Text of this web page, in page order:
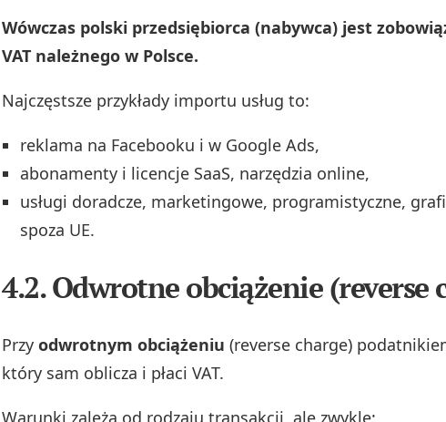
Wówczas polski przedsiębiorca (nabywca) jest
VAT należnego w Polsce.
Najczęstsze przykłady importu usług to:
reklama na Facebooku i w Google Ads,
abonamenty i licencje SaaS, narzędzia online,
usługi doradcze, marketingowe, programistyczne,
spoza UE.
4.2. Odwrotne obciążenie (reverse
Przy odwrotnym obciążeniu (reverse charge)
który sam oblicza i płaci VAT.